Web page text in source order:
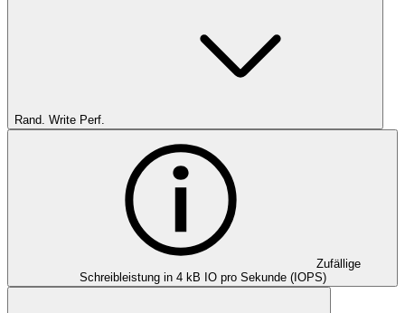
Rand. Write Perf.
Zufällige
Schreibleistung in 4 kB IO pro Sekunde (IOPS)